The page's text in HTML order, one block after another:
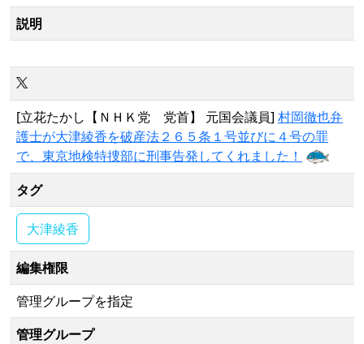
説明
[立花たかし【ＮＨＫ党 党首】 元国会議員] 村岡徹也弁
護士が大津綾香を破産法２６５条１号並びに４号の罪
で、東京地検特捜部に刑事告発してくれました！
タグ
大津綾香
編集権限
管理グループを指定
管理グループ